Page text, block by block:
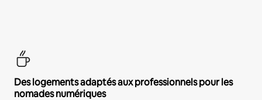
Des logements adaptés aux professionnels pour les
nomades numériques